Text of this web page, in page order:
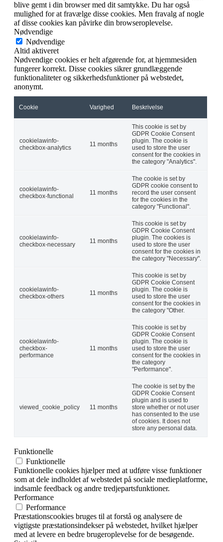
blive gemt i din browser med dit samtykke. Du har også
mulighed for at fravælge disse cookies. Men fravalg af nogle
af disse cookies kan påvirke din browseroplevelse.
Nødvendige
Nødvendige
Altid aktiveret
Nødvendige cookies er helt afgørende for, at hjemmesiden
fungerer korrekt. Disse cookies sikrer grundlæggende
funktionaliteter og sikkerhedsfunktioner på webstedet,
anonymt.
Cookie Varighed Beskrivelse
cookielawinfo-
checkbox-analytics
11 months
This cookie is set by
GDPR Cookie Consent
plugin. The cookie is
used to store the user
consent for the cookies in
the category "Analytics".
cookielawinfo-
checkbox-functional
11 months
The cookie is set by
GDPR cookie consent to
record the user consent
for the cookies in the
category "Functional".
cookielawinfo-
checkbox-necessary
11 months
This cookie is set by
GDPR Cookie Consent
plugin. The cookies is
used to store the user
consent for the cookies in
the category "Necessary".
cookielawinfo-
checkbox-others
11 months
This cookie is set by
GDPR Cookie Consent
plugin. The cookie is
used to store the user
consent for the cookies in
the category "Other.
cookielawinfo-
checkbox-
performance
11 months
This cookie is set by
GDPR Cookie Consent
plugin. The cookie is
used to store the user
consent for the cookies in
the category
"Performance".
viewed_cookie_policy 11 months
The cookie is set by the
GDPR Cookie Consent
plugin and is used to
store whether or not user
has consented to the use
of cookies. It does not
store any personal data.
Funktionelle
Funktionelle
Funktionelle cookies hjælper med at udføre visse funktioner
som at dele indholdet af webstedet på sociale medieplatforme,
indsamle feedback og andre tredjepartsfunktioner.
Performance
Performance
Præstationscookies bruges til at forstå og analysere de
vigtigste præstationsindekser på webstedet, hvilket hjælper
med at levere en bedre brugeroplevelse for de besøgende.